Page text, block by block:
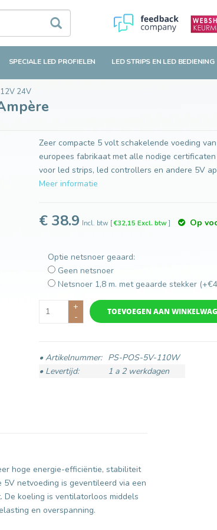
SPECIALE LED PROFIELEN LED STRIPS EN LED BEDIENING
12V 24V
Zeer compacte 5 volt schakelende voeding
europees fabrikaat met alle nodige
voor led strips, led controllers en andere 5V
Meer informatie
€ 38.9 Incl. btw [€32,15 Excl. btw] Op
Optie netsnoer geaard:
Geen netsnoer
Netsnoer 1,8 m. met geaarde stekker
+
-
TOEVOEGEN AAN
• Artikelnummer: PS-POS-5V-110W
• Levertijd:
1 a 2 werkdagen
hoge energie-efficiëntie, stabiliteit
netvoeding is geventileerd via een
De koeling is ventilatorloos middels
en overspanning.